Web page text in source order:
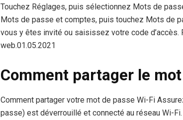
Touchez Réglages, puis sélectionnez Mots de
Mots de passe et comptes, puis touchez Mots de
vous y êtes invité ou saisissez votre code
web.01.05.2021
Comment partager le mot
Comment partager votre mot de passe Wi-Fi
passe) est déverrouillé et connecté au réseau Wi-